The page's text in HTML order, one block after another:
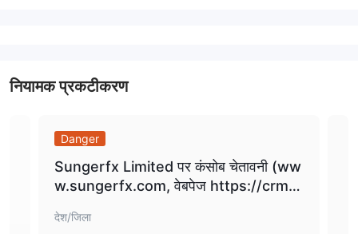
नियामक प्रकटीकरण
Danger
Sungerfx Limited पर कंसोब चेतावनी (ww
w.sungerfx.com, वेबपेज https://crm.s
c (https://fivemarkets.io, वेबपेज http
देश/जिला